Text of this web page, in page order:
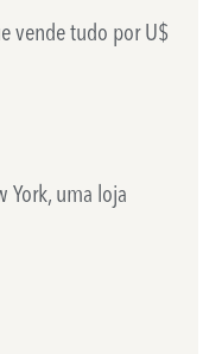
vende tudo por U$
York, uma loja